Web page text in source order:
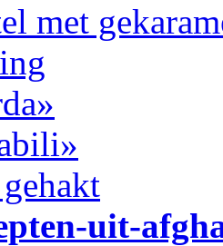
met
uit-